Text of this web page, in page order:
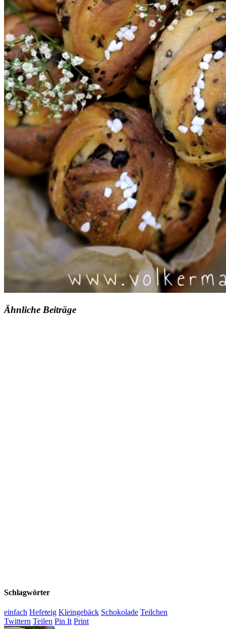
Ähnliche Beiträge
Schlagwörter
einfach Hefeteig Kleingebäck Schokolade Teilchen
Twittern Teilen Pin It Print